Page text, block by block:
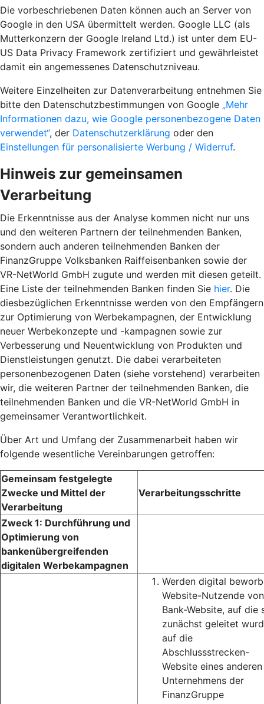
Die vorbeschriebenen Daten können auch an Server von
Google in den USA übermittelt werden. Google LLC (als
Mutterkonzern der Google Ireland Ltd.) ist unter dem EU-
US Data Privacy Framework zertifiziert und gewährleistet
damit ein angemessenes Datenschutzniveau.
Weitere Einzelheiten zur Datenverarbeitung entnehmen Sie
bitte den Datenschutzbestimmungen von Google „Mehr
Informationen dazu, wie Google personenbezogene Daten
verwendet“, der Datenschutzerklärung oder den
Einstellungen für personalisierte Werbung / Widerruf.
Hinweis zur gemeinsamen
Verarbeitung
Die Erkenntnisse aus der Analyse kommen nicht nur uns
und den weiteren Partnern der teilnehmenden Banken,
sondern auch anderen teilnehmenden Banken der
FinanzGruppe Volksbanken Raiffeisenbanken sowie der
VR-NetWorld GmbH zugute und werden mit diesen geteilt.
Eine Liste der teilnehmenden Banken finden Sie hier. Die
diesbezüglichen Erkenntnisse werden von den Empfängern
zur Optimierung von Werbekampagnen, der Entwicklung
neuer Werbekonzepte und -kampagnen sowie zur
Verbesserung und Neuentwicklung von Produkten und
Dienstleistungen genutzt. Die dabei verarbeiteten
personenbezogenen Daten (siehe vorstehend) verarbeiten
wir, die weiteren Partner der teilnehmenden Banken, die
teilnehmenden Banken und die VR-NetWorld GmbH in
gemeinsamer Verantwortlichkeit.
Über Art und Umfang der Zusammenarbeit haben wir
folgende wesentliche Vereinbarungen getroffen:
Gemeinsam festgelegte
Zwecke und Mittel der
Verarbeitung
Verarbeitungsschritte
Zweck 1: Durchführung und
Optimierung von
bankenübergreifenden
digitalen Werbekampagnen
Werden digital
Website-Nutzende
Bank-Website, auf die
zunächst geleitet
auf die
Abschlussstrecken-
Website eines anderen
Unternehmens der
FinanzGruppe